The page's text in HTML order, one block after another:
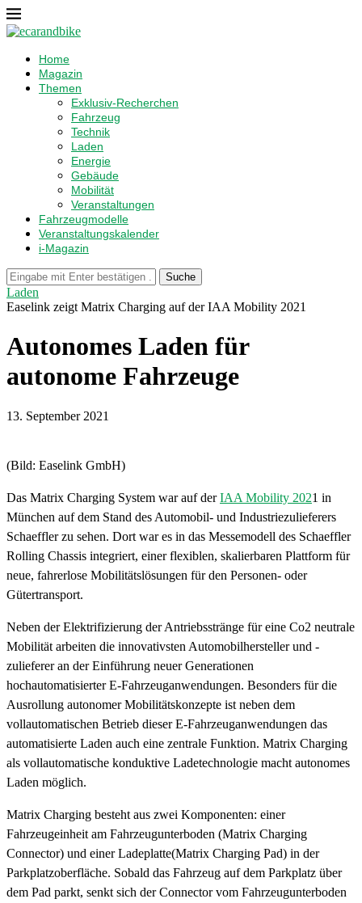
Home
Magazin
Themen
Exklusiv-Recherchen
Fahrzeug
Technik
Laden
Energie
Gebäude
Mobilität
Veranstaltungen
Fahrzeugmodelle
Veranstaltungskalender
i-Magazin
Suche
Laden
Easelink zeigt Matrix Charging auf der IAA Mobility 2021
Autonomes Laden für
autonome Fahrzeuge
13. September 2021
(Bild: Easelink GmbH)
Das Matrix Charging System war auf derIAA Mobility 2021 in
München auf dem Stand des Automobil- und Industriezulieferers
Schaeffler zu sehen. Dort war es in das Messemodell des Schaeffler
Rolling Chassis integriert, einer flexiblen, skalierbaren Plattform für
neue, fahrerlose Mobilitätslösungen für den Personen- oder
Gütertransport.
Neben der Elektrifizierung der Antriebsstränge für eine Co2 neutrale
Mobilität arbeiten die innovativsten Automobilhersteller und -
zulieferer an der Einführung neuer Generationen
hochautomatisierter E-Fahrzeuganwendungen. Besonders für die
Ausrollung autonomer Mobilitätskonzepte ist neben dem
vollautomatischen Betrieb dieser E-Fahrzeuganwendungen das
automatisierte Laden auch eine zentrale Funktion. Matrix Charging
als vollautomatische konduktive Ladetechnologie macht autonomes
Laden möglich.
Matrix Charging besteht aus zwei Komponenten: einer
Fahrzeugeinheit am Fahrzeugunterboden (Matrix Charging
Connector) und einer Ladeplatte(Matrix Charging Pad) in der
Parkplatzoberfläche. Sobald das Fahrzeug auf dem Parkplatz über
dem Pad parkt, senkt sich der Connector vom Fahrzeugunterboden